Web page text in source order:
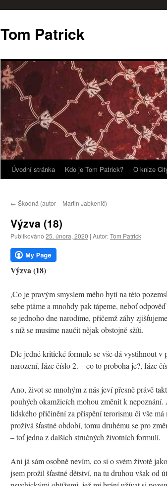
Tom Patrick
Přejít
obsahu
webu
Úvodní stránka Kdo je Tom Patrick? O knize
← Škodná (autor – Martin Jabkenič)
Výzva (18)
Publikováno 25. února, 2020 | Autor:Tom Patrick
Výzva (18)
,Co je pravým smyslem mého bytí na této
sebe ptáme a mnohdy pak tápeme, neboť
se jednoho dne narodíme, přičemž záhy
s níž se musíme naučit nějak obstojně sžíti.
Dle jedné kritické formule se vše dá vystihnout v
narození, fáze číslo 2. – co to proboha je?, fáze
Ano, život se mnohým z nás jeví přesně právě
pouhých okamžicích mohou změnit k
lidského přičinění za přispění terorismu či vše
prožívá šťastné období, tomu druhému se pro
– toť jedna z dalších stručných životních formulí.
Ani já sám osobně nevím, co si o svém životě
jsem prožil šťastné dětství, na tu druhou však od